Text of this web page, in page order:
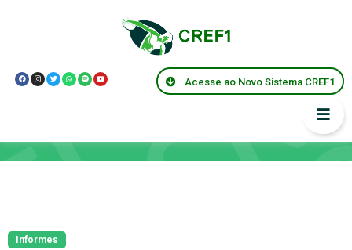
Acesse ao Novo Sistema CREF1
Informes